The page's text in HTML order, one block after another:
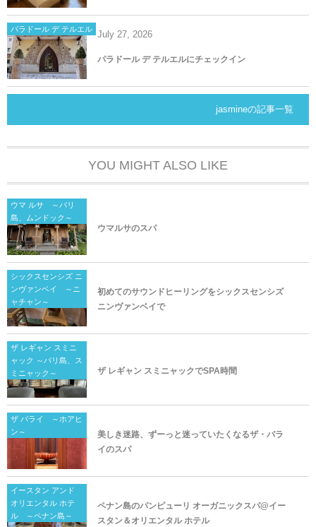
パラドール デ テルエル July 27, 2026
パラドール デ テルエルにチェックイン
jasmineの記事一覧
YOU MIGHT ALSO LIKE
ウマ ルサ ～バリ
島、ムンドック～
ウマルサのスパ
シックスセンシズ ニ
ンヴァンベイ ～ニ
ャチャン～
初めてのサウンドヒーリングをシックスセンシズ
ニンヴァンベイで
ザ レギャン スミニ
ャック ～バリ島、ス
ミニャック～
ザ レギャン スミニャックでSPA時間
ザ バライ ～ホアヒ
ン～
美しき迷路、ずーっと迷っていたくなるザ・バラ
イのスパ
イースタン アンド
オリエンタル ホテ
ル ～ペナン島～
ペナン島のパンピューリ オーガニックスパ@イー
スタン＆オリエンタル ホテル